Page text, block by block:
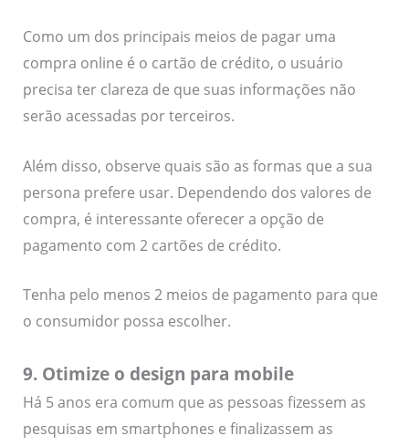
Como um dos principais meios de pagar uma
compra online é o cartão de crédito, o usuário
precisa ter clareza de que suas informações não
serão acessadas por terceiros.
Além disso, observe quais são as formas que a sua
persona prefere usar. Dependendo dos valores de
compra, é interessante oferecer a opção de
pagamento com 2 cartões de crédito.
Tenha pelo menos 2 meios de pagamento para que
o consumidor possa escolher.
9. Otimize o design para mobile
Há 5 anos era comum que as pessoas fizessem as
pesquisas em smartphones e finalizassem as